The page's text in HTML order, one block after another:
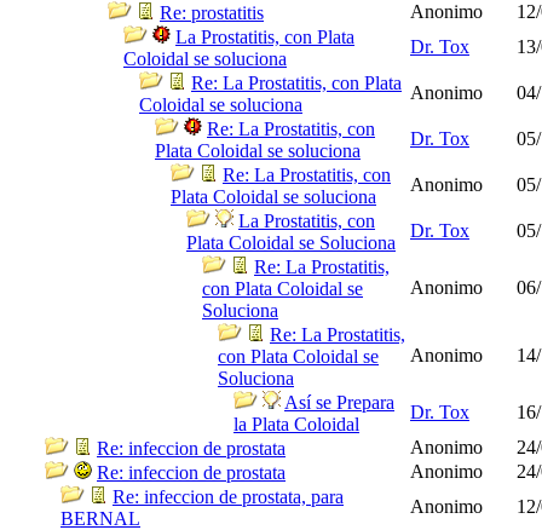
Re: prostatitis
Anonimo
La Prostatitis, con Plata
Coloidal se soluciona
Dr. Tox
Re: La Prostatitis, con Plata
Coloidal se soluciona
Anonimo
Re: La Prostatitis, con
Plata Coloidal se soluciona
Dr. Tox
Re: La Prostatitis, con
Plata Coloidal se soluciona
Anonimo
La Prostatitis, con
Plata Coloidal se Soluciona
Dr. Tox
Re: La Prostatitis,
con Plata Coloidal se
Soluciona
Anonimo
Re: La Prostatitis,
con Plata Coloidal se
Soluciona
Anonimo
Así se Prepara
la Plata Coloidal
Dr. Tox
Re: infeccion de prostata
Anonimo
Re: infeccion de prostata
Anonimo
Re: infeccion de prostata, para
BERNAL
Anonimo